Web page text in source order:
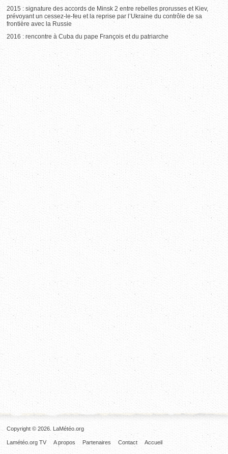
2015 : signature des accords de Minsk 2 entre rebelles prorusses et Kiev,
prévoyant un cessez-le-feu et la reprise par l’Ukraine du contrôle de sa
frontière avec la Russie
2016 : rencontre à Cuba du pape François et du patriarche
Copyright © 2026. LaMétéo.org
Accueil
Contact
Partenaires
A propos
Lamétéo.org TV